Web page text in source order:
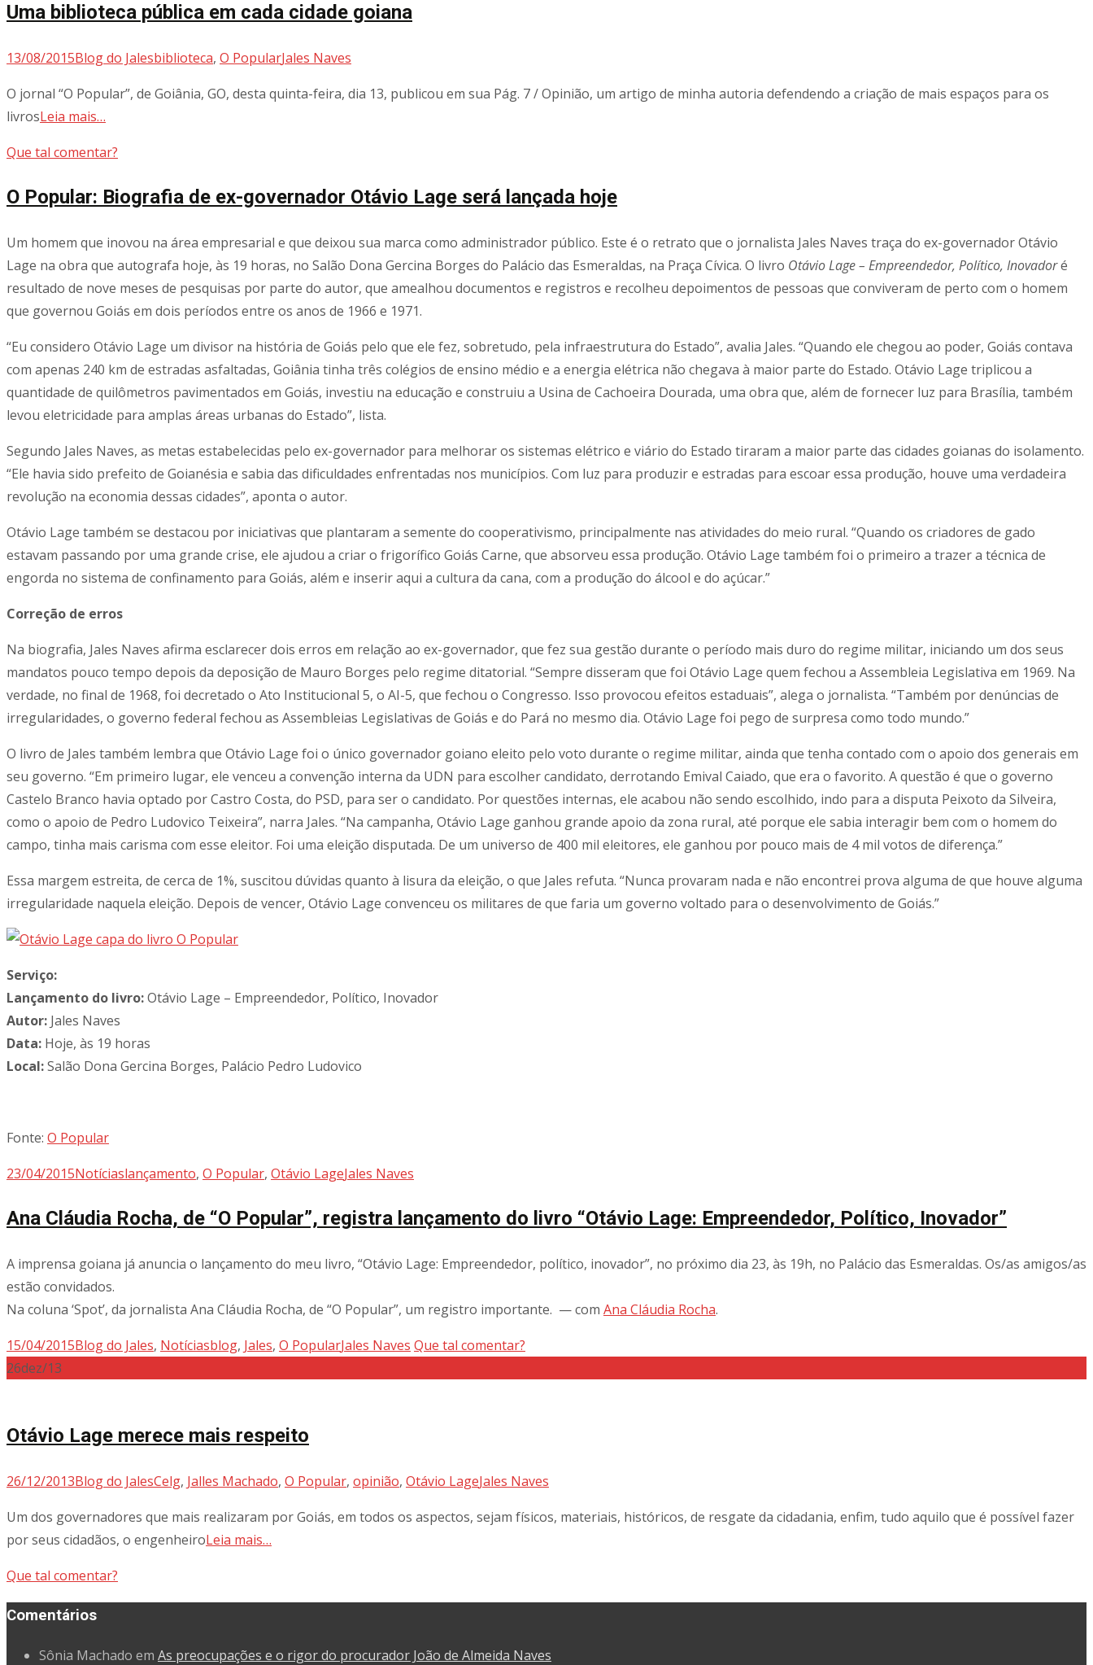
Uma biblioteca pública em cada cidade goiana
13/08/2015Blog do Jalesbiblioteca, O PopularJales Naves
O jornal “O Popular”, de Goiânia, GO, desta quinta-feira, dia 13, publicou em sua Pág. 7 / Opinião, um artigo de minha autoria defendendo a criação de mais espaços para os
livrosLeia mais…
Que tal comentar?
O Popular: Biografia de ex-governador Otávio Lage será lançada hoje
Um homem que inovou na área empresarial e que deixou sua marca como administrador público. Este é o retrato que o jornalista Jales Naves traça do ex-governador Otávio
Lage na obra que autografa hoje, às 19 horas, no Salão Dona Gercina Borges do Palácio das Esmeraldas, na Praça Cívica. O livro Otávio Lage – Empreendedor, Político, Inovadoré
resultado de nove meses de pesquisas por parte do autor, que amealhou documentos e registros e recolheu depoimentos de pessoas que conviveram de perto com o homem
que governou Goiás em dois períodos entre os anos de 1966 e 1971.
“Eu considero Otávio Lage um divisor na história de Goiás pelo que ele fez, sobretudo, pela infraestrutura do Estado”, avalia Jales. “Quando ele chegou ao poder, Goiás contava
com apenas 240 km de estradas asfaltadas, Goiânia tinha três colégios de ensino médio e a energia elétrica não chegava à maior parte do Estado. Otávio Lage triplicou a
quantidade de quilômetros pavimentados em Goiás, investiu na educação e construiu a Usina de Cachoeira Dourada, uma obra que, além de fornecer luz para Brasília, também
levou eletricidade para amplas áreas urbanas do Estado”, lista.
Segundo Jales Naves, as metas estabelecidas pelo ex-governador para melhorar os sistemas elétrico e viário do Estado tiraram a maior parte das cidades goianas do isolamento.
“Ele havia sido prefeito de Goianésia e sabia das dificuldades enfrentadas nos municípios. Com luz para produzir e estradas para escoar essa produção, houve uma verdadeira
revolução na economia dessas cidades”, aponta o autor.
Otávio Lage também se destacou por iniciativas que plantaram a semente do cooperativismo, principalmente nas atividades do meio rural. “Quando os criadores de gado
estavam passando por uma grande crise, ele ajudou a criar o frigorífico Goiás Carne, que absorveu essa produção. Otávio Lage também foi o primeiro a trazer a técnica de
engorda no sistema de confinamento para Goiás, além e inserir aqui a cultura da cana, com a produção do álcool e do açúcar.”
Correção de erros
Na biografia, Jales Naves afirma esclarecer dois erros em relação ao ex-governador, que fez sua gestão durante o período mais duro do regime militar, iniciando um dos seus
mandatos pouco tempo depois da deposição de Mauro Borges pelo regime ditatorial. “Sempre disseram que foi Otávio Lage quem fechou a Assembleia Legislativa em 1969. Na
verdade, no final de 1968, foi decretado o Ato Institucional 5, o AI-5, que fechou o Congresso. Isso provocou efeitos estaduais”, alega o jornalista. “Também por denúncias de
irregularidades, o governo federal fechou as Assembleias Legislativas de Goiás e do Pará no mesmo dia. Otávio Lage foi pego de surpresa como todo mundo.”
O livro de Jales também lembra que Otávio Lage foi o único governador goiano eleito pelo voto durante o regime militar, ainda que tenha contado com o apoio dos generais em
seu governo. “Em primeiro lugar, ele venceu a convenção interna da UDN para escolher candidato, derrotando Emival Caiado, que era o favorito. A questão é que o governo
Castelo Branco havia optado por Castro Costa, do PSD, para ser o candidato. Por questões internas, ele acabou não sendo escolhido, indo para a disputa Peixoto da Silveira,
como o apoio de Pedro Ludovico Teixeira”, narra Jales. “Na campanha, Otávio Lage ganhou grande apoio da zona rural, até porque ele sabia interagir bem com o homem do
campo, tinha mais carisma com esse eleitor. Foi uma eleição disputada. De um universo de 400 mil eleitores, ele ganhou por pouco mais de 4 mil votos de diferença.”
Essa margem estreita, de cerca de 1%, suscitou dúvidas quanto à lisura da eleição, o que Jales refuta. “Nunca provaram nada e não encontrei prova alguma de que houve alguma
irregularidade naquela eleição. Depois de vencer, Otávio Lage convenceu os militares de que faria um governo voltado para o desenvolvimento de Goiás.”
Serviço:
Lançamento do livro:Otávio Lage – Empreendedor, Político, Inovador
Autor: Jales Naves
Data: Hoje, às 19 horas
Local:Salão Dona Gercina Borges, Palácio Pedro Ludovico
Fonte: O Popular
23/04/2015Notíciaslançamento, O Popular, Otávio LageJales Naves
Ana Cláudia Rocha, de “O Popular”, registra lançamento do livro “Otávio Lage: Empreendedor, Político, Inovador”
A imprensa goiana já anuncia o lançamento do meu livro, “Otávio Lage: Empreendedor, político, inovador”, no próximo dia 23, às 19h, no Palácio das Esmeraldas. Os/as amigos/as
estão convidados.
Na coluna ‘Spot’, da jornalista Ana Cláudia Rocha, de “O Popular”, um registro importante. — com Ana Cláudia Rocha.
15/04/2015Blog do Jales, Notíciasblog, Jales, O PopularJales Naves Que tal comentar?
26dez/13
Otávio Lage merece mais respeito
26/12/2013Blog do JalesCelg, Jalles Machado, O Popular, opinião, Otávio LageJales Naves
Um dos governadores que mais realizaram por Goiás, em todos os aspectos, sejam físicos, materiais, históricos, de resgate da cidadania, enfim, tudo aquilo que é possível fazer
por seus cidadãos, o engenheiroLeia mais…
Que tal comentar?
Comentários
Sônia Machado em As preocupações e o rigor do procurador João de Almeida Naves